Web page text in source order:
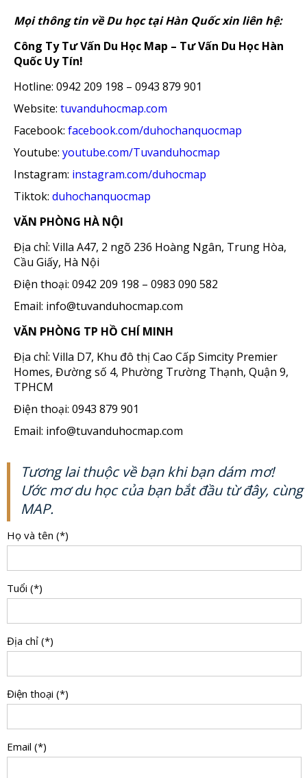
Mọi thông tin về Du học tại Hàn Quốc xin liên hệ:
Công Ty Tư Vấn Du Học Map – Tư Vấn Du Học Hàn
Quốc Uy Tín!
Hotline: 0942 209 198 – 0943 879 901
Website: tuvanduhocmap.com
Facebook: facebook.com/duhochanquocmap
Youtube: youtube.com/Tuvanduhocmap
Instagram: instagram.com/duhocmap
Tiktok: duhochanquocmap
VĂN PHÒNG HÀ NỘI
Địa chỉ: Villa A47, 2 ngõ 236 Hoàng Ngân, Trung Hòa,
Cầu Giấy, Hà Nội
Điện thoại: 0942 209 198 – 0983 090 582
Email: info@tuvanduhocmap.com
VĂN PHÒNG TP HỒ CHÍ MINH
Địa chỉ: Villa D7, Khu đô thị Cao Cấp Simcity Premier
Homes, Đường số 4, Phường Trường Thạnh, Quận 9,
TPHCM
Điện thoại: 0943 879 901
Email: info@tuvanduhocmap.com
Tương lai thuộc về bạn khi bạn dám mơ!
Ước mơ du học của bạn bắt đầu từ đây, cùng
MAP.
Họ và tên (*)
Tuổi (*)
Địa chỉ (*)
Điện thoại (*)
Email (*)